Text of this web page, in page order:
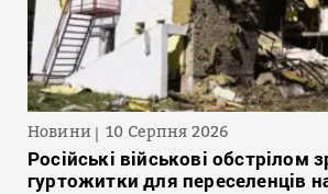
Новини 10 Серпня 2026
Російські військові обстрілом
гуртожитки для переселенців